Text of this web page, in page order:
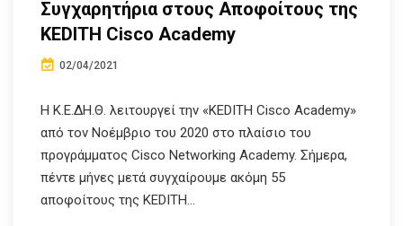
Συγχαρητήρια στους Αποφοίτους της
KEDITH Cisco Academy
02/04/2021
Η Κ.Ε.ΔΗ.Θ. λειτουργεί την «KEDITH Cisco Academy»
από τον Νοέμβριο του 2020 στο πλαίσιο του
προγράμματος Cisco Networking Academy. Σήμερα,
πέντε μήνες μετά συγχαίρουμε ακόμη 55
αποφοίτους της KEDITH...